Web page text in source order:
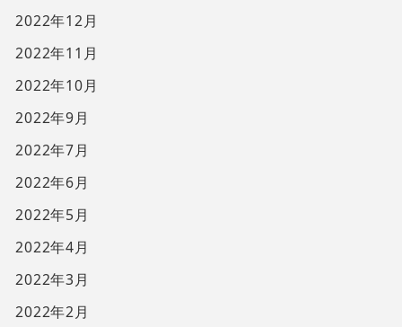
2022年12月
2022年11月
2022年10月
2022年9月
2022年7月
2022年6月
2022年5月
2022年4月
2022年3月
2022年2月